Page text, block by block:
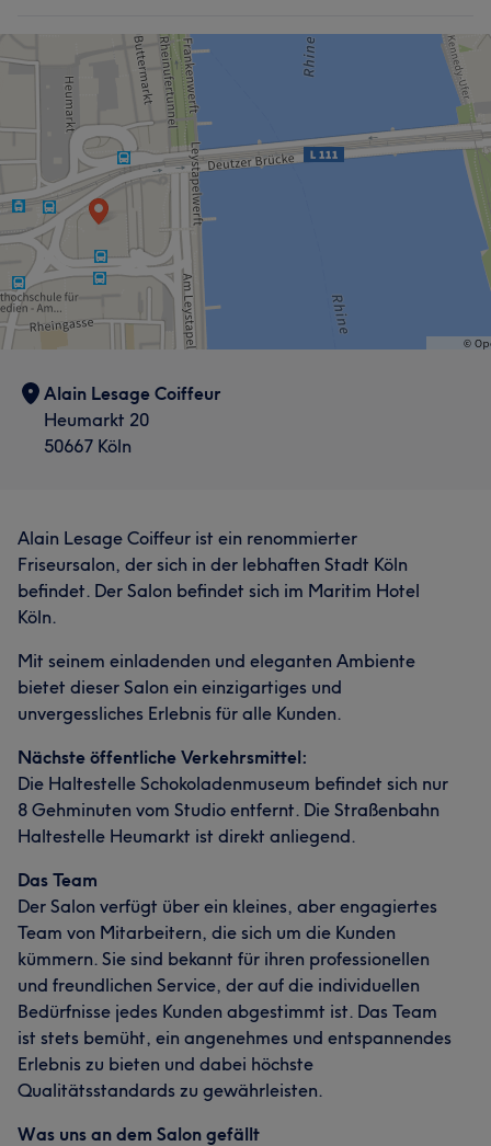
Alain Lesage Coiffeur
Heumarkt 20
50667 Köln
Alain Lesage Coiffeur ist ein renommierter
Friseursalon, der sich in der lebhaften Stadt Köln
befindet. Der Salon befindet sich im Maritim Hotel
Köln.
Mit seinem einladenden und eleganten Ambiente
bietet dieser Salon ein einzigartiges und
unvergessliches Erlebnis für alle Kunden.
Nächste öffentliche Verkehrsmittel:
Die Haltestelle Schokoladenmuseum befindet sich nur
8 Gehminuten vom Studio entfernt. Die Straßenbahn
Haltestelle Heumarkt ist direkt anliegend.
Das Team
Der Salon verfügt über ein kleines, aber engagiertes
Team von Mitarbeitern, die sich um die Kunden
kümmern. Sie sind bekannt für ihren professionellen
und freundlichen Service, der auf die individuellen
Bedürfnisse jedes Kunden abgestimmt ist. Das Team
ist stets bemüht, ein angenehmes und entspannendes
Erlebnis zu bieten und dabei höchste
Qualitätsstandards zu gewährleisten.
Was uns an dem Salon gefällt